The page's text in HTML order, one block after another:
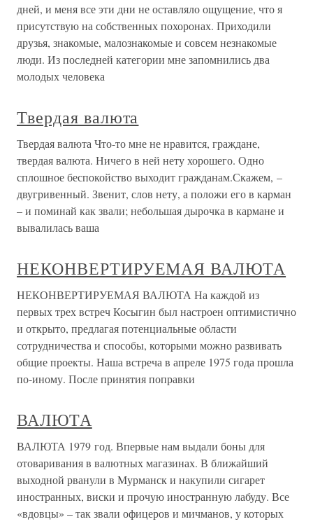
дней, и меня все эти дни не оставляло ощущение, что я
присутствую на собственных похоронах. Приходили
друзья, знакомые, малознакомые и совсем незнакомые
люди. Из последней категории мне запомнились два
молодых человека
Твердая валюта
Твердая валюта Что-то мне не нравится, граждане,
твердая валюта. Ничего в ней нету хорошего. Одно
сплошное беспокойство выходит гражданам.Скажем, –
двугривенный. Звенит, слов нету, а положи его в карман
– и поминай как звали; небольшая дырочка в кармане и
вывалилась ваша
НЕКОНВЕРТИРУЕМАЯ ВАЛЮТА
НЕКОНВЕРТИРУЕМАЯ ВАЛЮТА На каждой из
первых трех встреч Косыгин был настроен оптимистично
и открыто, предлагая потенциальные области
сотрудничества и способы, которыми можно развивать
общие проекты. Наша встреча в апреле 1975 года прошла
по-иному. После принятия поправки
ВАЛЮТА
ВАЛЮТА 1979 год. Впервые нам выдали боны для
отоваривания в валютных магазинах. В ближайший
выходной рванули в Мурманск и накупили сигарет
иностранных, виски и прочую иностранную лабуду. Все
«вдовцы» – так звали офицеров и мичманов, у которых